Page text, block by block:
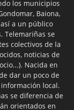
los municipios
Baiona,
a un público
Telemariñas se
colectivos de la
noticias de
Nacida en
dar un poco de
local.
se diferencia de
orientados en